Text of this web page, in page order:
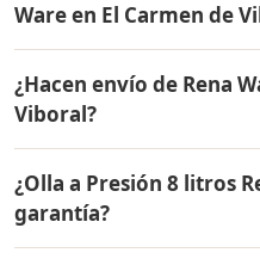
Ware en El Carmen de
mismo en todo Colombia.
para conocer el precio
y facilidades de pago en
¿Hacen envío de Rena
Viboral?
Ware a El Carmen de
Colombia. El pago es
¿Olla a Presión 8 litros
garantía?